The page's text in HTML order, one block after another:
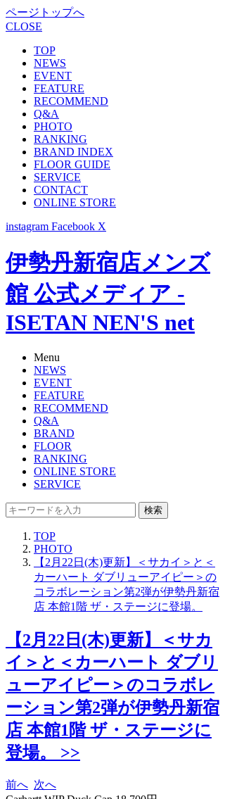
ページトップへ
CLOSE
TOP
NEWS
EVENT
FEATURE
RECOMMEND
Q&A
PHOTO
RANKING
BRAND INDEX
FLOOR GUIDE
SERVICE
CONTACT
ONLINE STORE
instagram Facebook X
伊勢丹新宿店メンズ
館 公式メディア -
ISETAN NEN'S net
Menu
NEWS
EVENT
FEATURE
RECOMMEND
Q&A
BRAND
FLOOR
RANKING
ONLINE STORE
SERVICE
検索
TOP
PHOTO
【2月22日(木)更新】＜サカイ＞と＜
カーハート ダブリューアイピー＞の
コラボレーション第2弾が伊勢丹新宿
店 本館1階 ザ・ステージに登場。
【2月22日(木)更新】＜サカ
イ＞と＜カーハート ダブリ
ューアイピー＞のコラボレ
ーション第2弾が伊勢丹新宿
店 本館1階 ザ・ステージに
登場。 >>
前へ 次へ